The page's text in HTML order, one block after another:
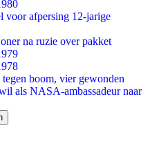
voor afpersing 12-jarige
na ruzie over pakket
boom, vier gewonden
als NASA-ambassadeur naar